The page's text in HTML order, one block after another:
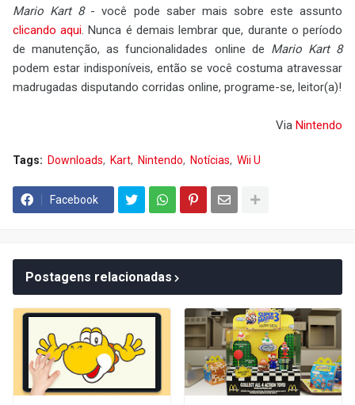
Mario Kart 8- você pode saber mais sobre este assunto
clicando aqui. Nunca é demais lembrar que, durante o período
de manutenção, as funcionalidades online de Mario Kart 8
podem estar indisponíveis, então se você costuma atravessar
madrugadas disputando corridas online, programe-se, leitor(a)!
Via Nintendo
Tags: Downloads Kart Nintendo Notícias Wii U
Facebook
Postagens relacionadas